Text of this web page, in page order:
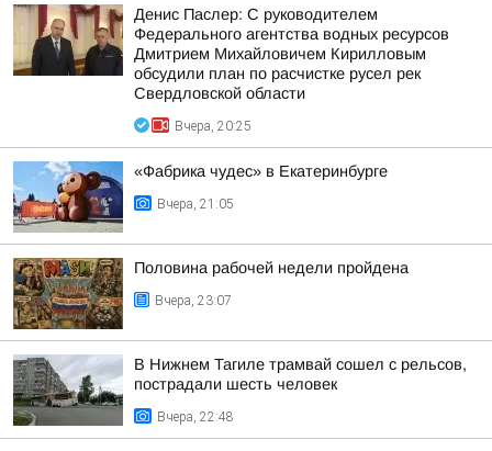
Денис Паслер: С руководителем
Федерального агентства водных ресурсов
Дмитрием Михайловичем Кирилловым
обсудили план по расчистке русел рек
Свердловской области
Вчера, 20:25
«Фабрика чудес» в Екатеринбурге
Вчера, 21:05
Половина рабочей недели пройдена
Вчера, 23:07
В Нижнем Тагиле трамвай сошел с рельсов,
пострадали шесть человек
Вчера, 22:48